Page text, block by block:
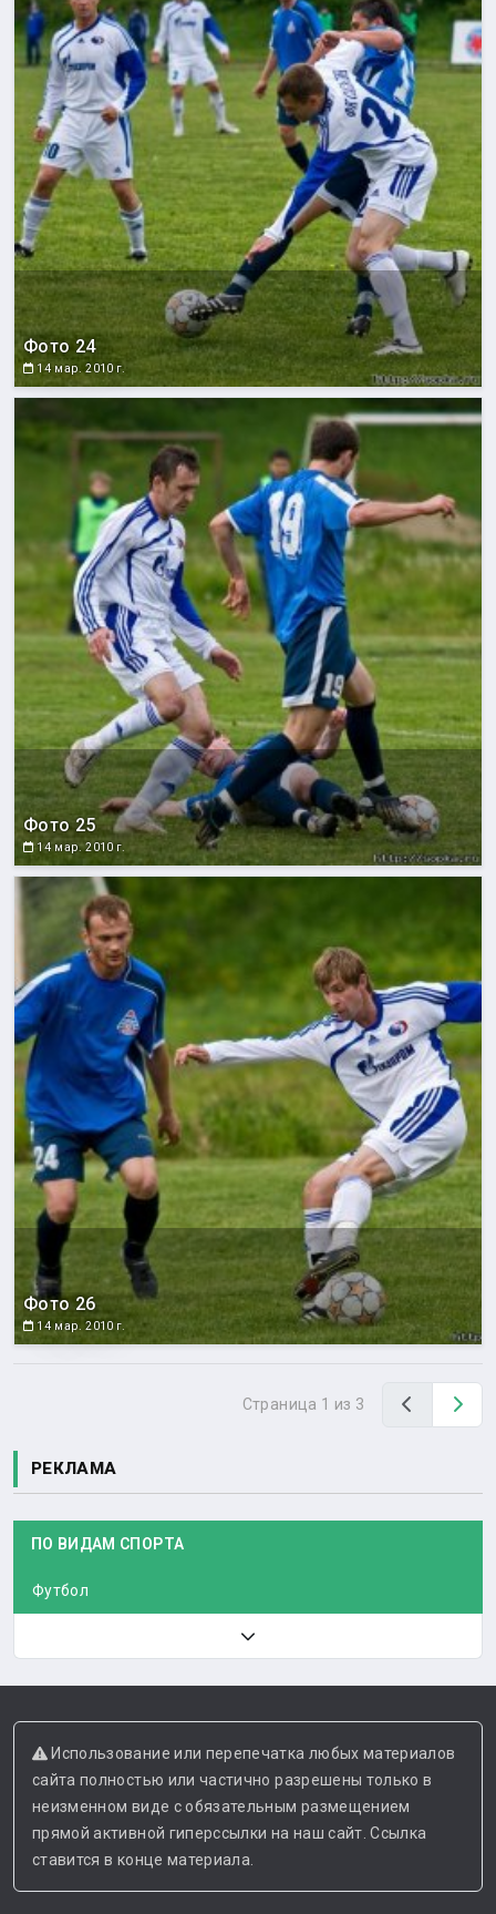
Фото 24
14 мар. 2010 г.
Фото 25
14 мар. 2010 г.
Фото 26
14 мар. 2010 г.
Страница 1 из 3 Назад
РЕКЛАМА
ПО ВИДАМ СПОРТА
Футбол
Использование или перепечатка любых материалов
сайта полностью или частично разрешены только в
неизменном виде с обязательным размещением
прямой активной гиперссылки на наш сайт. Ссылка
ставится в конце материала.